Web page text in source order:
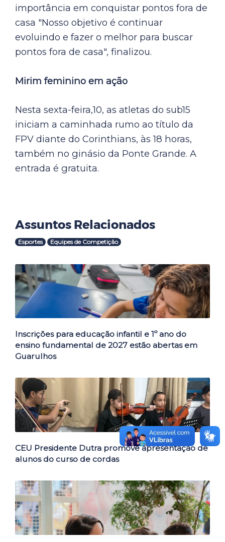
importância em conquistar pontos fora de
casa "Nosso objetivo é continuar
evoluindo e fazer o melhor para buscar
pontos fora de casa", finalizou.
Mirim feminino em ação
Nesta sexta-feira,10, as atletas do sub15
iniciam a caminhada rumo ao título da
FPV diante do Corinthians, às 18 horas,
também no ginásio da Ponte Grande. A
entrada é gratuita.
Assuntos Relacionados
Esportes Equipes de Competição
Outras Notícias
Inscrições para educação infantil e 1º ano do
ensino fundamental de 2027 estão abertas em
Guarulhos
CEU Presidente Dutra promove apresentação de
alunos do curso de cordas